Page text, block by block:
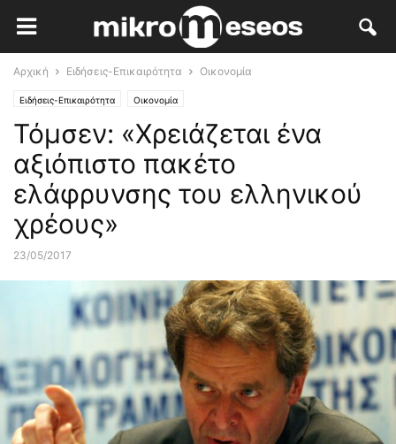
Αρχική Ειδήσεις-Επικαιρότητα Οικονομία
Ειδήσεις-Επικαιρότητα Οικονομία
Τόμσεν: «Χρειάζεται ένα
αξιόπιστο πακέτο
ελάφρυνσης του ελληνικού
χρέους»
23/05/2017